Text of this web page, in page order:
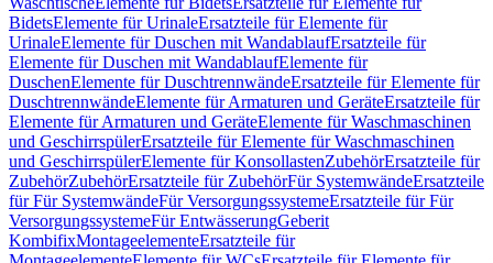
BidetsElemente für UrinaleErsatzteile für Elemente für
UrinaleElemente für Duschen mit WandablaufErsatzteile für
Elemente für Duschen mit WandablaufElemente für
DuschenElemente für DuschtrennwändeErsatzteile für Elemente für
DuschtrennwändeElemente für Armaturen und GeräteErsatzteile für
Elemente für Armaturen und GeräteElemente für Waschmaschinen
und GeschirrspülerErsatzteile für Elemente für Waschmaschinen
und GeschirrspülerElemente für KonsollastenZubehörErsatzteile für
ZubehörZubehörErsatzteile für ZubehörFür SystemwändeErsatzteile
für Für SystemwändeFür VersorgungssystemeErsatzteile für Für
VersorgungssystemeFür EntwässerungGeberit
KombifixMontageelementeErsatzteile für